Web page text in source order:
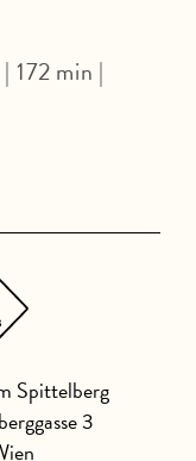
172 min |
Spittelberg
3